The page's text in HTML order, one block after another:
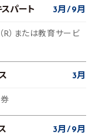
パート 3月 9月
）または教育サービ
3月
3月 9月